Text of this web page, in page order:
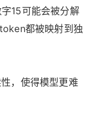
15可能会被分解
都被映射到独
，使得模型更难